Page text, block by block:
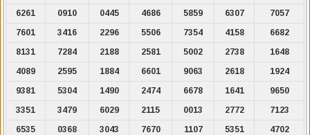
6261
0910 0445 4686 5859 6307
7057
7601
3416 2296 5506 7354 4158
6682
8131
7284 2188 2581 5002 2738
1648
4089
2595 1884 6601 9063 2618
1924
9381
5304 1490 2474 6678 1641
9650
3351
3479 6029 2115 0013 2772
7123
6535
0368 3043 7670 1107 5351
4702